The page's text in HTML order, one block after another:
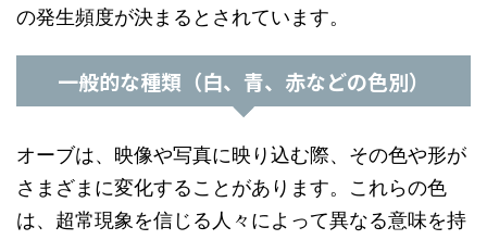
の発生頻度が決まるとされています。
一般的な種類（白、青、赤などの色別）
オーブは、映像や写真に映り込む際、その色や形が
さまざまに変化することがあります。これらの色
は、超常現象を信じる人々によって異なる意味を持